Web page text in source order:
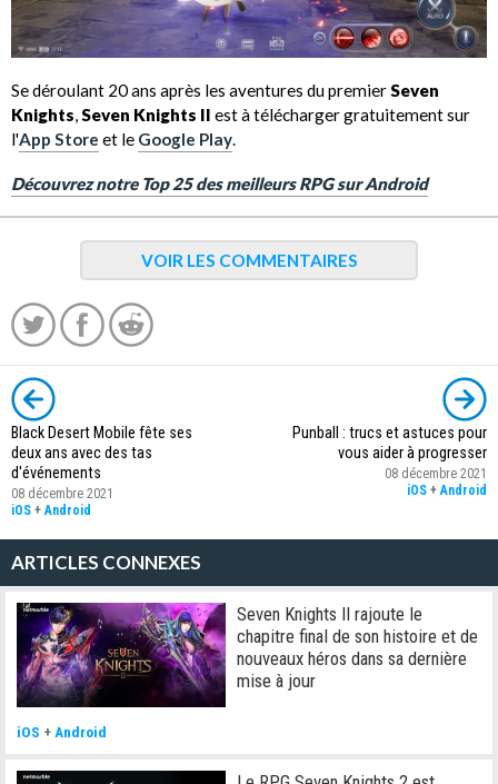
Se déroulant 20 ans après les aventures du premierSeven
Knights,Seven Knights II est à télécharger gratuitement sur
l'App Store et le Google Play.
Découvrez notre Top 25 des meilleurs RPG sur Android
VOIR LES COMMENTAIRES
Black Desert Mobile fête ses
deux ans avec des tas
d'événements
08 décembre 2021
iOS +Android
Punball : trucs et astuces pour
vous aider à progresser
08 décembre 2021
iOS +Android
ARTICLES CONNEXES
Seven Knights II rajoute le
chapitre final de son histoire et de
nouveaux héros dans sa dernière
mise à jour
iOS + Android